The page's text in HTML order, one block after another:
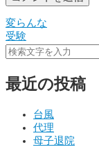
投
稿
ビ
変らんな
受験
最近の投稿
台風
代理
母子退院